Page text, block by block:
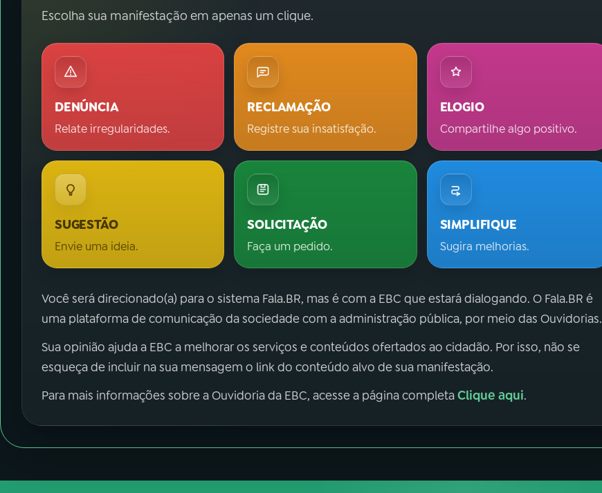
Escolha sua manifestação em apenas um clique.
DENÚNCIA
Relate irregularidades.
RECLAMAÇÃO
Registre sua insatisfação.
ELOGIO
Compartilhe algo positivo.
SUGESTÃO
Envie uma ideia.
SOLICITAÇÃO
Faça um pedido.
SIMPLIFIQUE
Sugira melhorias.
Você será direcionado(a) para o sistema Fala.BR, mas é com a EBC que estará dialogando. O Fala.BR é
uma plataforma de comunicação da sociedade com a administração pública, por meio das Ouvidorias.
Sua opinião ajuda a EBC a melhorar os serviços e conteúdos ofertados ao cidadão. Por isso, não se
esqueça de incluir na sua mensagem o link do conteúdo alvo de sua manifestação.
Para mais informações sobre a Ouvidoria da EBC, acesse a página completaClique aqui.